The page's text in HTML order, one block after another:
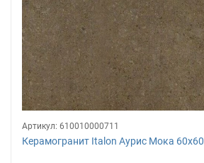
Артикул: 610010000711
Керамогранит Italon Аурис Мока 60х60